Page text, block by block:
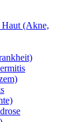
Haut (Akne,